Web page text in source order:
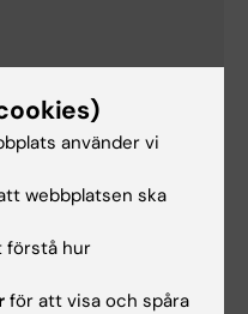
använder vi
webbplatsen ska
förstå hur
för att visa och spåra